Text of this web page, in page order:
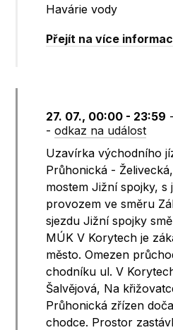
Havárie vody
Přejít na více
27. 07., 00:00 - 23:59
-odkaz na událost
Uzavírka východního
Průhonická -
mostem Jižní spojky, s
provozem ve směru
sjezdu Jižní spojky
MÚK V Korytech je
město. Omezen
chodníku ul. V
Šalvějová, Na
Průhonická zřízen
chodce. Prostor